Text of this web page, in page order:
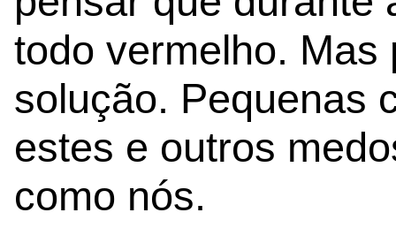
todo vermelho. Mas
solução. Pequenas
estes e outros
como nós.